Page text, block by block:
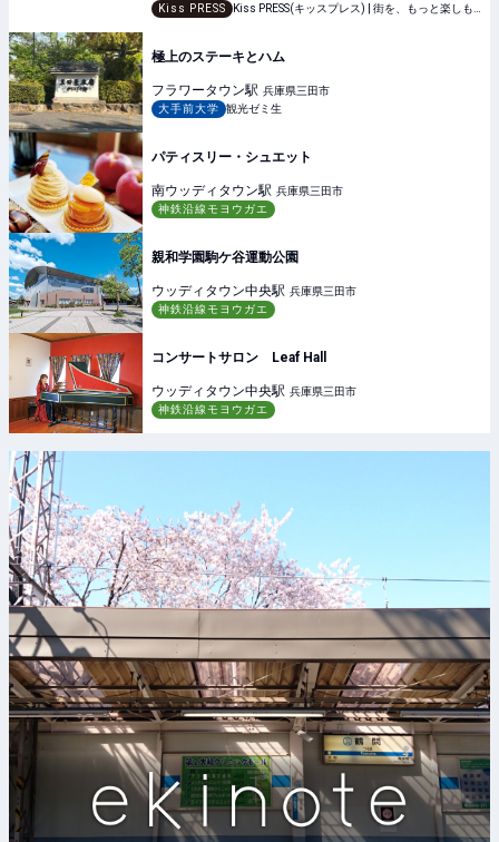
Kiss PRESS
極上のステーキとハム
フラワータウン駅 兵庫県三田市
大手前大学
観光ゼミ生
パティスリー・シュエット
南ウッディタウン駅 兵庫県三田市
神鉄沿線モヨウガエ
親和学園駒ケ谷運動公園
ウッディタウン中央駅 兵庫県三田市
神鉄沿線モヨウガエ
コンサートサロン Leaf Hall
ウッディタウン中央駅 兵庫県三田市
神鉄沿線モヨウガエ